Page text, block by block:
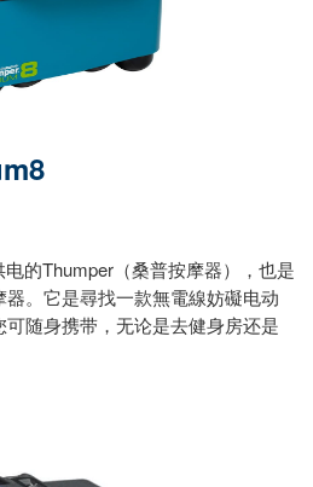
的Thumper（桑普按摩器），也是
。它是尋找一款無電線妨礙电动
随身携带，无论是去健身房还是